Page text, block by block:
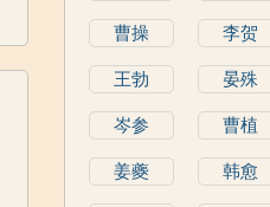
曹操 李贺
王勃 晏殊
岑参 曹植
姜夔 韩愈